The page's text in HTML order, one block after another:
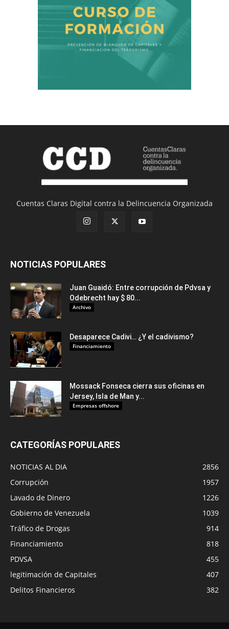
Cuentas Claras Digital contra la Delincuencia Organizada
NOTICIAS POPULARES
Juan Guaidó: Entre corrupción de Pdvsa y
Odebrecht hay $ 80...
Archivo
Desaparece Cadivi… ¿Y el cadivismo?
Financiamiento
Mossack Fonseca cierra sus oficinas en
Jersey, Isla de Man y...
Empresas offshore
CATEGORÍAS POPULARES
NOTICIAS AL DIA
2856
Corrupción
1957
Lavado de Dinero
1226
Gobierno de Venezuela
1039
Tráfico de Drogas
914
Financiamiento
818
PDVSA
455
legitimación de Capitales
407
Delitos Financieros
382